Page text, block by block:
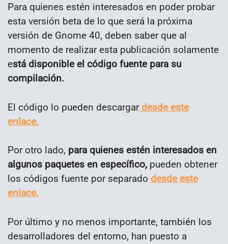
Para quienes estén interesados en poder probar
esta versión beta de lo que será la próxima
versión de Gnome 40, deben saber que al
momento de realizar esta publicación solamente
está disponible el código fuente para su
compilación.
El código lo pueden descargardesde este
enlace.
Por otro lado, para quienes estén interesados en
algunos paquetes en específico, pueden obtener
los códigos fuente por separado desde este
enlace.
Por último y no menos importante, también los
desarrolladores del entorno, han puesto a